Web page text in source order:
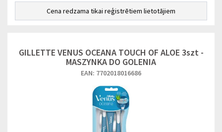
Cena redzama tikai reģistrētiem lietotājiem
GILLETTE VENUS OCEANA TOUCH OF ALOE 3szt -
MASZYNKA DO GOLENIA
EAN: 7702018016686